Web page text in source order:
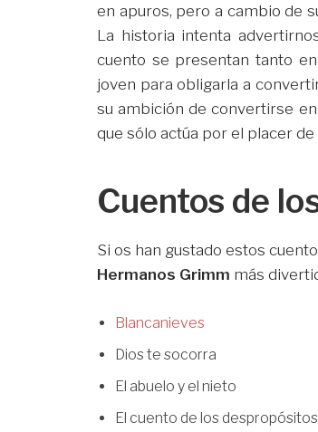
en apuros, pero a cambio de
La historia intenta
cuento se presentan tanto
joven para obligarla a
su ambición de convertirse
que sólo actúa por el placer
Cuentos de
Si os han gustado estos
Hermanos Grimm más
Blancanieves
Dios te socorra
El abuelo y el nieto
El cuento de los despropósitos